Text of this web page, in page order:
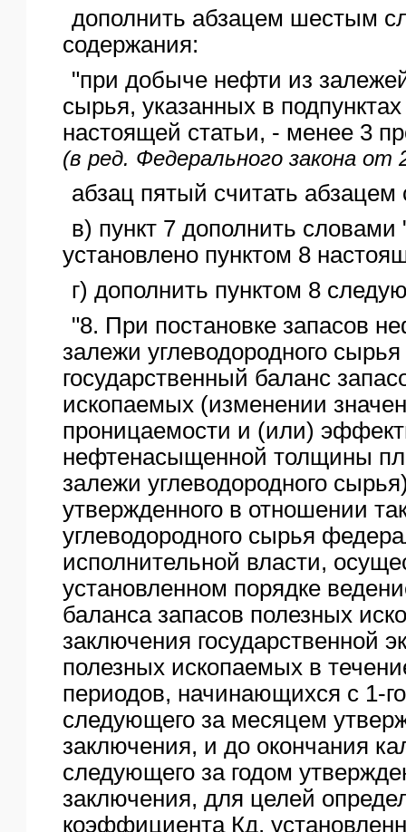
дополнить абзацем шестым
содержания:
"при добыче нефти из
сырья, указанных в
настоящей статьи, - менее 3
(в ред. Федерального закона от
абзац пятый считать
в) пункт 7 дополнить
установлено пунктом 8
г) дополнить пунктом 8
"8. При постановке запасов
залежи углеводородного сырья
государственный баланс
ископаемых (изменении
проницаемости и (или)
нефтенасыщенной толщины
залежи углеводородного
утвержденного в отношении
углеводородного сырья
исполнительной власти,
установленном порядке
баланса запасов полезных
заключения государственной
полезных ископаемых в
периодов, начинающихся с 1-
следующего за месяцем
заключения, и до окончания
следующего за годом
заключения, для целей
коэффициента Кд,